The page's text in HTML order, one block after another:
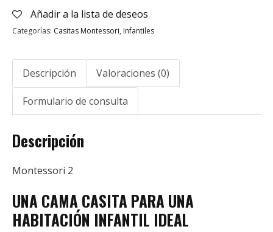
Añadir a la lista de deseos
Categorías: Casitas Montessori, Infantiles
Descripción Valoraciones (0)
Formulario de consulta
Descripción
Montessori 2
UNA CAMA CASITA PARA UNA
HABITACIÓN INFANTIL IDEAL